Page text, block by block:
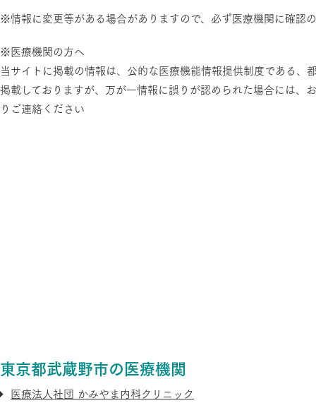
※情報に変更等がある場合がありますので、必ず医療機関に確認
※医療機関の方へ
当サイトに掲載の情報は、公的な医療機能情報提供制度である、
掲載しておりますが、万が一情報に誤りが認められた場合には、
りご連絡ください
東京都武蔵野市の医療機関
医療法人社団 かみやま内科クリニック